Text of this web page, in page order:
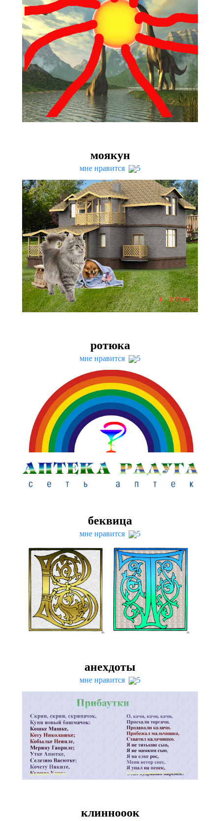
моякун
мне нравится 5
ротюка
мне нравится 5
беквица
мне нравится 5
анехдоты
мне нравится 5
клиннооок